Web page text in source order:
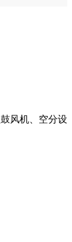
风机、空分设